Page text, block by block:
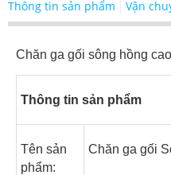
Thông tin sản phẩm Vận
Chăn ga gối sông hồng
Thông tin sản phẩm
Tên sản
phẩm:
Chăn ga gối